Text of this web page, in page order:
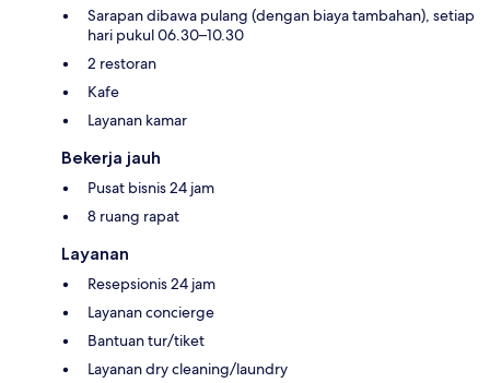
Sarapan dibawa pulang (dengan biaya tambahan), setiap
hari pukul 06.30–10.30
2 restoran
Kafe
Layanan kamar
Bekerja jauh
Pusat bisnis 24 jam
8 ruang rapat
Layanan
Resepsionis 24 jam
Layanan concierge
Bantuan tur/tiket
Layanan dry cleaning/laundry